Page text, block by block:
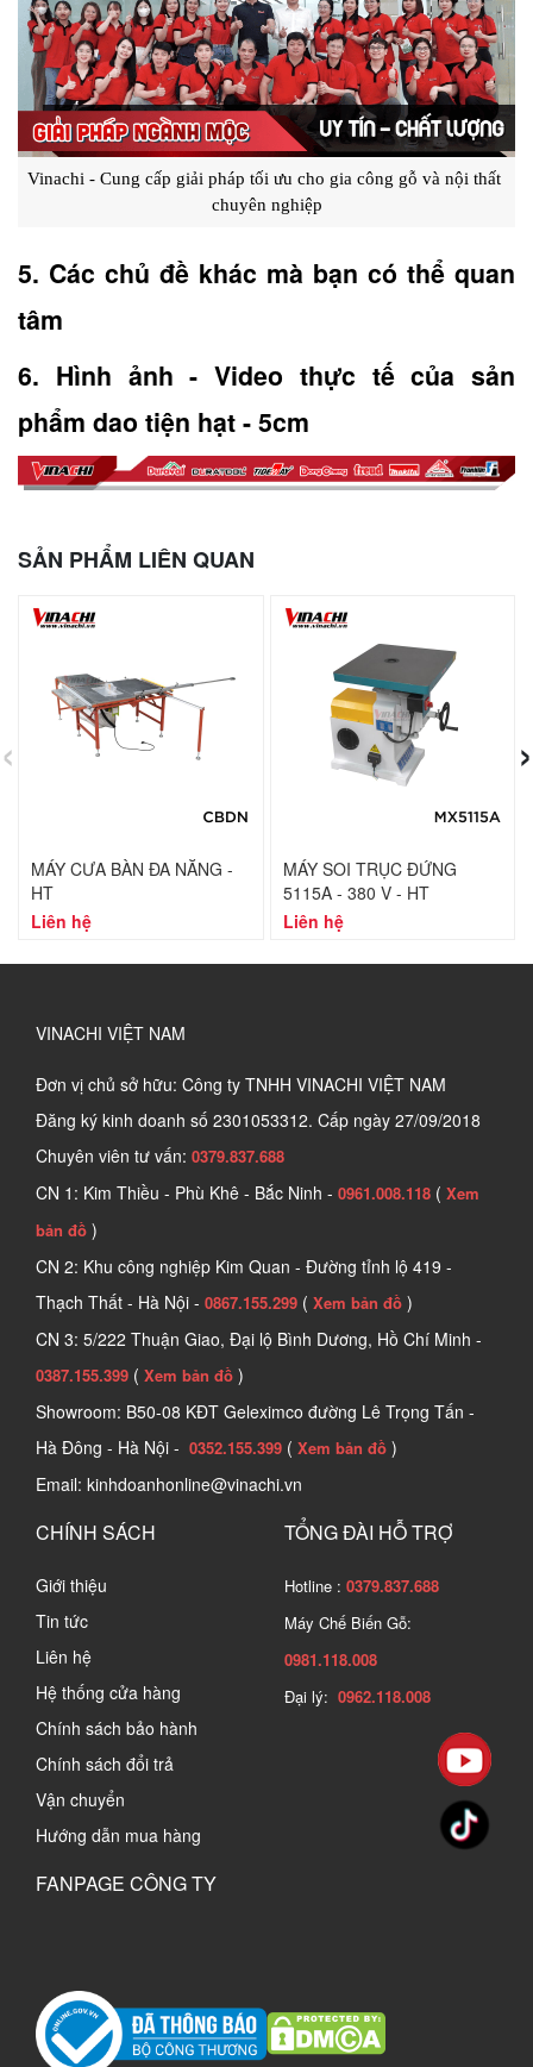
Vinachi - Cung cấp giải pháp tối ưu cho gia công gỗ và nội thất
chuyên nghiệp
5. Các chủ đề khác mà bạn có thể quan
tâm
6. Hình ảnh - Video thực tế của sản
phẩm dao tiện hạt - 5cm
SẢN PHẨM LIÊN QUAN
MÁY CƯA BÀN ĐA NĂNG -
HT
Liên hệ
MÁY SOI TRỤC ĐỨNG
5115A - 380 V - HT
Liên hệ
‹ ›
VINACHI VIỆT NAM
Đơn vị chủ sở hữu: Công ty TNHH VINACHI VIỆT NAM
Đăng ký kinh doanh số 2301053312. Cấp ngày 27/09/2018
Chuyên viên tư vấn: 0379.837.688
CN 1: Kim Thiều - Phù Khê - Bắc Ninh - 0961.008.118 ( Xem
bản đồ )
CN 2: Khu công nghiệp Kim Quan - Đường tỉnh lộ 419 -
Thạch Thất - Hà Nội - 0867.155.299 ( Xem bản đồ )
CN 3: 5/222 Thuận Giao, Đại lộ Bình Dương, Hồ Chí Minh -
0387.155.399 ( Xem bản đồ )
Showroom: B50-08 KĐT Geleximco đường Lê Trọng Tấn -
Hà Đông - Hà Nội - 0352.155.399 ( Xem bản đồ )
Email: kinhdoanhonline@vinachi.vn
CHÍNH SÁCH
Giới thiệu
Tin tức
Liên hệ
Hệ thống cửa hàng
Chính sách bảo hành
Chính sách đổi trả
Vận chuyển
Hướng dẫn mua hàng
TỔNG ĐÀI HỖ TRỢ
Hotline : 0379.837.688
Máy Chế Biến Gỗ:
0981.118.008
Đại lý: 0962.118.008
FANPAGE CÔNG TY